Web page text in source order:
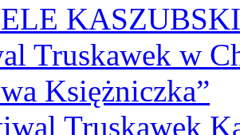
Truskawek w
Księżniczka”
Truskawek